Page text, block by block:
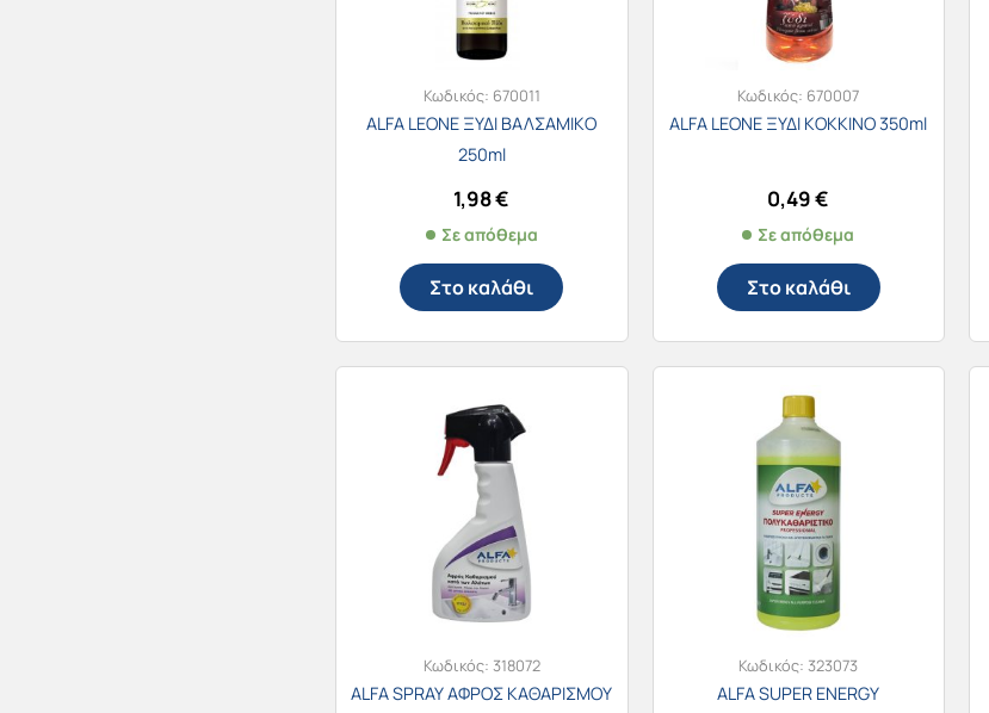
Κωδικός: 670011
ALFA LEONE ΞΥΔΙ ΒΑΛΣΑΜΙΚΟ
250ml
1,98€
Σε απόθεμα
Στο καλάθι
Κωδικός: 670007
ALFA LEONE ΞΥΔΙ ΚΟΚΚΙΝΟ 350ml
0,49€
Σε απόθεμα
Στο καλάθι
Κωδικός: 318072
ALFA SPRAY ΑΦΡΟΣ ΚΑΘΑΡΙΣΜΟΥ
Κωδικός:323073
ALFA SUPER ENERGY